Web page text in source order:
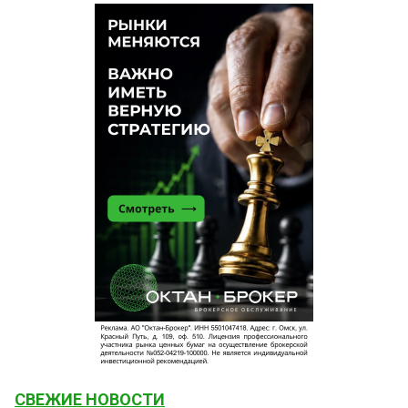
СВЕЖИЕ НОВОСТИ